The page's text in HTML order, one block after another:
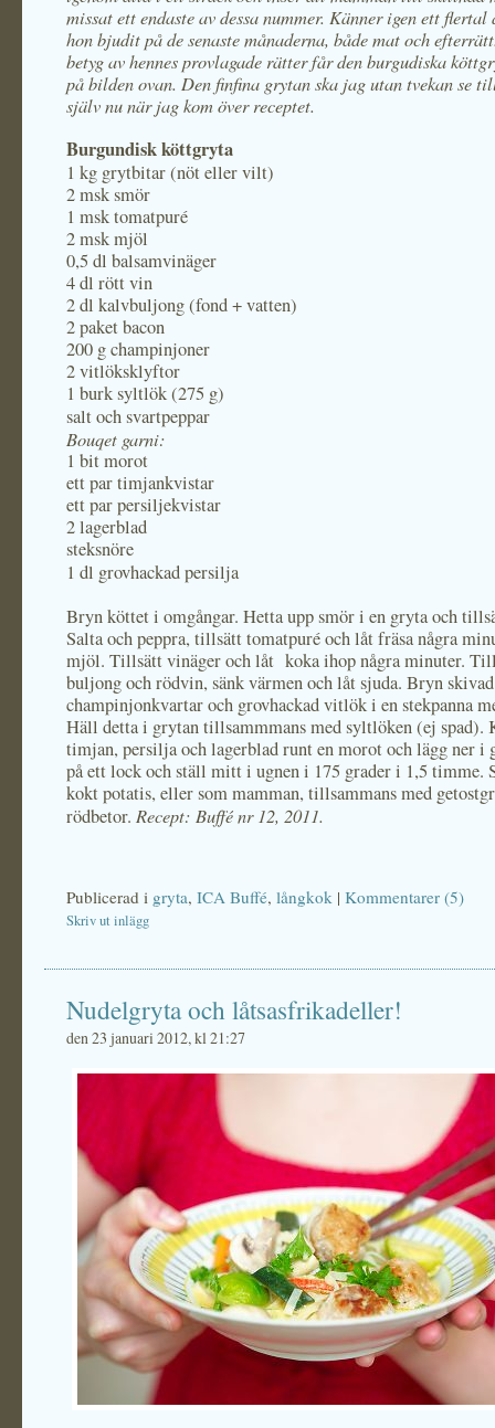
missat ett endaste av dessa nummer. Känner igen ett
hon bjudit på de senaste månaderna, både mat och
betyg av hennes provlagade rätter får den burgudiska
på bilden ovan. Den finfina grytan ska jag utan tvekan se
själv nu när jag kom över receptet.
Burgundisk köttgryta
1 kg grytbitar (nöt eller vilt)
2 msk smör
1 msk tomatpuré
2 msk mjöl
0,5 dl balsamvinäger
4 dl rött vin
2 dl kalvbuljong (fond + vatten)
2 paket bacon
200 g champinjoner
2 vitlöksklyftor
1 burk syltlök (275 g)
salt och svartpeppar
Bouqet garni:
1 bit morot
ett par timjankvistar
ett par persiljekvistar
2 lagerblad
steksnöre
1 dl grovhackad persilja
Bryn köttet i omgångar. Hetta upp smör i en gryta och
Salta och peppra, tillsätt tomatpuré och låt fräsa några
mjöl. Tillsätt vinäger och låt koka ihop några minuter.
buljong och rödvin, sänk värmen och låt sjuda. Bryn
champinjonkvartar och grovhackad vitlök i en stekpanna
Häll detta i grytan tillsammmans med syltlöken (ej spad).
timjan, persilja och lagerblad runt en morot och lägg ner i
på ett lock och ställ mitt i ugnen i 175 grader i 1,5 timme.
kokt potatis, eller som mamman, tillsammans med
rödbetor. Recept: Buffé nr 12, 2011.
Publicerad i gryta, ICA Buffé, långkok | Kommentarer (5)
Skriv ut inlägg
Nudelgryta och låtsasfrikadeller!
den 23 januari 2012, kl 21:27